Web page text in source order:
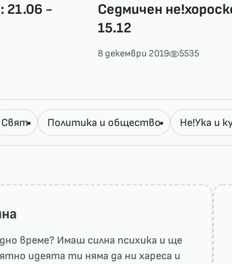
21.06 -
Седмичен
15.12
8 декември 2019 5535
Свят Политика и общество Не!Ука и
време? Имаш силна психика и ще
идеята ти няма да ни харесa и